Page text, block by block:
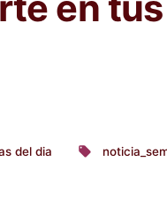
del dia
Etiquetas: